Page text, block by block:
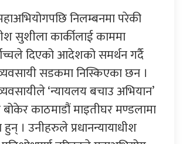
निलम्बनमा परेकी
सुशीला कार्कीलाई काममा
दिएको आदेशको समर्थन गर्दै
सडकमा निस्किएका छन ।
‘न्यायलय बचाउ अभियान’
काठमाडौं माइतीघर मण्डलामा
हुन् । उनीहरुले प्रधानन्यायाधीश